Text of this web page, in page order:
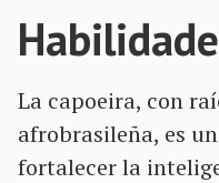
La capoeira, con
afrobrasileña, es
fortalecer la